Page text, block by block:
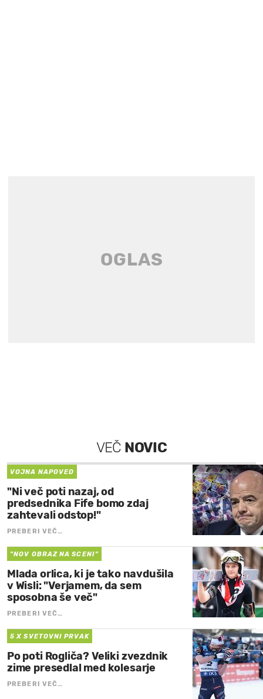
VEČ NOVIC
VOJNA NAPOVED
"Ni več poti nazaj, od
predsednika Fife bomo zdaj
zahtevali odstop!"
PREBERI VEČ…
"NOV OBRAZ NA SCENI"
Mlada orlica, ki je tako navdušila
v Wisli: "Verjamem, da sem
sposobna še več"
PREBERI VEČ…
5 X SVETOVNI PRVAK
Po poti Rogliča? Veliki zvezdnik
zime presedlal med kolesarje
PREBERI VEČ…